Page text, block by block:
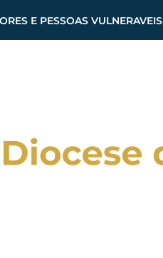
E PESSOAS VULNERAVEIS